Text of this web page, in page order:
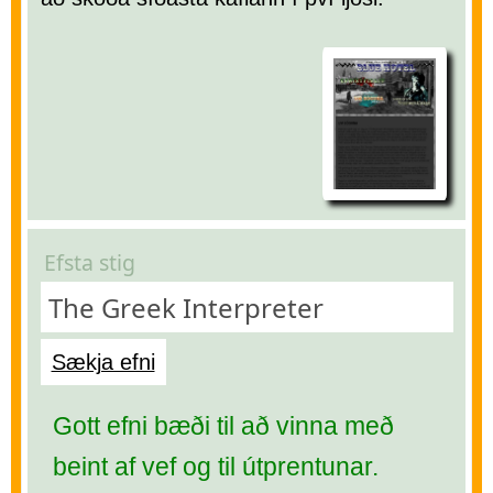
Efsta stig
The Greek Interpreter
Sækja efni
Gott efni bæði til að vinna með
beint af vef og til útprentunar.